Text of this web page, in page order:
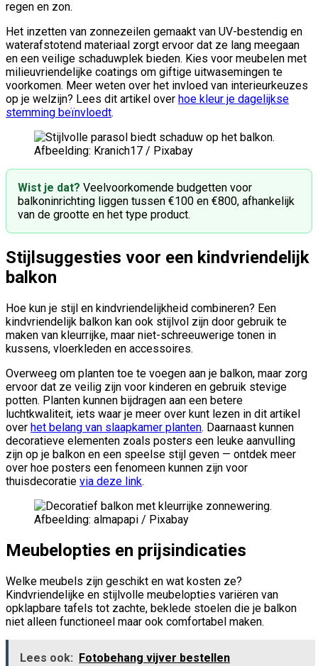
regen en zon.
Het inzetten van zonnezeilen gemaakt van UV-bestendig en
waterafstotend materiaal zorgt ervoor dat ze lang meegaan
en een veilige schaduwplek bieden. Kies voor meubelen met
milieuvriendelijke coatings om giftige uitwasemingen te
voorkomen. Meer weten over het invloed van interieurkeuzes
op je welzijn? Lees dit artikel over hoe kleur je dagelijkse
stemming beïnvloedt.
Afbeelding: Kranich17 / Pixabay
Wist je dat? Veelvoorkomende budgetten voor
balkoninrichting liggen tussen €100 en €800, afhankelijk
van de grootte en het type product.
Stijlsuggesties voor een kindvriendelijk
balkon
Hoe kun je stijl en kindvriendelijkheid combineren? Een
kindvriendelijk balkon kan ook stijlvol zijn door gebruik te
maken van kleurrijke, maar niet-schreeuwerige tonen in
kussens, vloerkleden en accessoires.
Overweeg om planten toe te voegen aan je balkon, maar zorg
ervoor dat ze veilig zijn voor kinderen en gebruik stevige
potten. Planten kunnen bijdragen aan een betere
luchtkwaliteit, iets waar je meer over kunt lezen in dit artikel
over het belang van slaapkamer planten. Daarnaast kunnen
decoratieve elementen zoals posters een leuke aanvulling
zijn op je balkon en een speelse stijl geven — ontdek meer
over hoe posters een fenomeen kunnen zijn voor
thuisdecoratie via deze link.
Afbeelding: almapapi / Pixabay
Meubelopties en prijsindicaties
Welke meubels zijn geschikt en wat kosten ze?
Kindvriendelijke en stijlvolle meubelopties variëren van
opklapbare tafels tot zachte, beklede stoelen die je balkon
niet alleen functioneel maar ook comfortabel maken.
Lees ook: Fotobehang vijver bestellen